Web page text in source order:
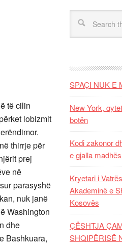
të cilin
lobizmit
thirrje për
prej
në
parasyshë
nuk janë
Washington
dhe
Bashkuara,
SPAÇI NUK E
New York,
botën
Kodi zakonor
e gjalla
Kryetari i
Akademinë e
Kosovës
ÇËSHTJA
SHQIPËRISË